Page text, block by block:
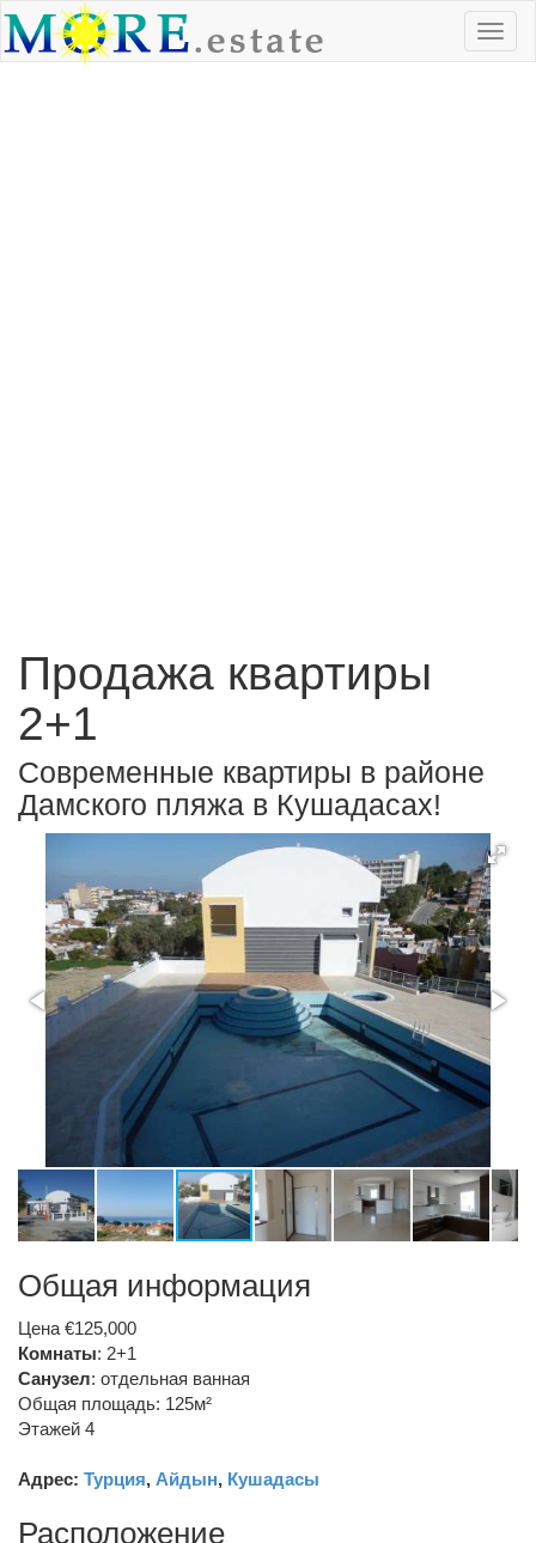
Продажа квартиры
2+1
Современные квартиры в районе
Дамского пляжа в Кушадасах!
Общая информация
Цена €125,000
Комнаты: 2+1
Санузел: отдельная ванная
Общая площадь: 125м²
Этажей 4
Адрес: Турция, Айдын, Кушадасы
Расположение